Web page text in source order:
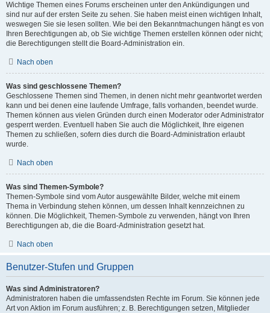
Wichtige Themen eines Forums erscheinen unter den Ankündigungen und
sind nur auf der ersten Seite zu sehen. Sie haben meist einen wichtigen Inhalt,
weswegen Sie sie lesen sollten. Wie bei den Bekanntmachungen hängt es von
Ihren Berechtigungen ab, ob Sie wichtige Themen erstellen können oder nicht;
die Berechtigungen stellt die Board-Administration ein.
Nach oben
Was sind geschlossene Themen?
Geschlossene Themen sind Themen, in denen nicht mehr geantwortet werden
kann und bei denen eine laufende Umfrage, falls vorhanden, beendet wurde.
Themen können aus vielen Gründen durch einen Moderator oder Administrator
gesperrt werden. Eventuell haben Sie auch die Möglichkeit, Ihre eigenen
Themen zu schließen, sofern dies durch die Board-Administration erlaubt
wurde.
Nach oben
Was sind Themen-Symbole?
Themen-Symbole sind vom Autor ausgewählte Bilder, welche mit einem
Thema in Verbindung stehen können, um dessen Inhalt kennzeichnen zu
können. Die Möglichkeit, Themen-Symbole zu verwenden, hängt von Ihren
Berechtigungen ab, die die Board-Administration gesetzt hat.
Nach oben
Benutzer-Stufen und Gruppen
Was sind Administratoren?
Administratoren haben die umfassendsten Rechte im Forum. Sie können jede
Art von Aktion im Forum ausführen; z. B. Berechtigungen setzen, Mitglieder